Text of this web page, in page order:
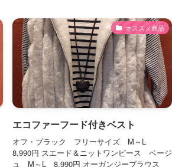
オススメ商品
エコファーフード付きベスト
オフ・ブラック フリーサイズ M～L
8,990円 スエード＆ニットワンピース ベージ
ュ M～L 8,990円 オーガンジーブラウス